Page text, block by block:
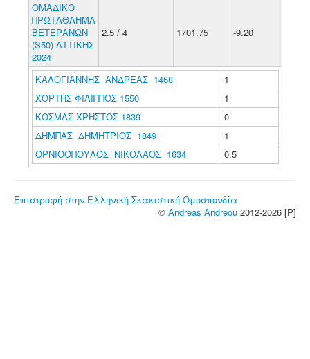
ΟΜΑΔΙΚΟ
ΠΡΩΤΑΘΛΗΜΑ
ΒΕΤΕΡΑΝΩΝ
(S50) ΑΤΤΙΚΗΣ
2024
2.5 / 4 1701.75 -9.20
ΚΑΛΟΓΙΑΝΝΗΣ ΑΝΔΡΕΑΣ 1468
1
ΧΟΡΤΗΣ ΦΙΛΙΠΠΟΣ 1550
1
ΚΟΣΜΑΣ ΧΡΗΣΤΟΣ 1839
0
ΔΗΜΠΑΣ ΔΗΜΗΤΡΙΟΣ 1849
1
ΟΡΝΙΘΟΠΟΥΛΟΣ ΝΙΚΟΛΑΟΣ 1634
0.5
Επιστροφή στην Ελληνική Σκακιστική Ομοσπονδία
© Andreas Andreou 2012-2026 [P]